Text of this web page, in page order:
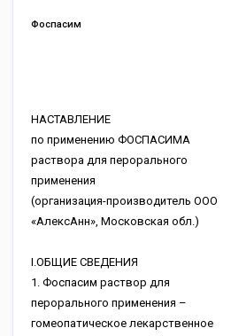
Фоспасим
НАСТАВЛЕНИЕ
по применению ФОСПАСИМА
раствора для перорального
применения
(организация-производитель ООО
«АлексАнн», Московская обл.)
I.ОБЩИЕ СВЕДЕНИЯ
1. Фоспасим раствор для
перорального применения –
гомеопатическое лекарственное